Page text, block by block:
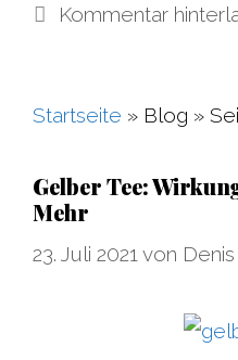
Kommentar
Startseite » Blog »
Gelber Tee:
Mehr
23. Juli 2021 von Denis